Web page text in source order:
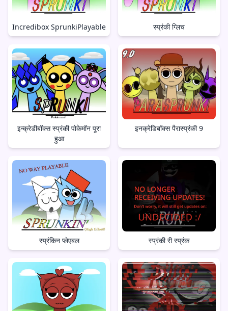
Incredibox SprunkiPlayable स्प्रंकी ग्लिच
इन्क्रेडीबॉक्स स्प्रंकी पोकेमॉन पूरा
हुआ
इनक्रेडिबॉक्स पैरास्प्रंकी 9
स्प्रंकिन प्लेएबल स्प्रंकी री स्प्रंक